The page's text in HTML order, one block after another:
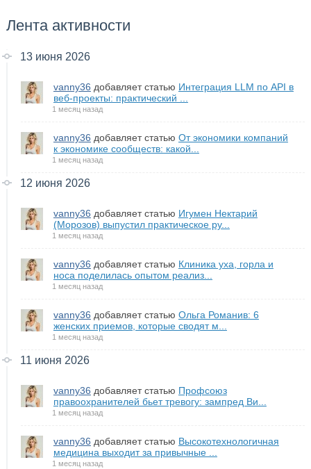
Лента активности
13 июня 2026
vanny36 добавляет статью Интеграция LLM по API в
веб-проекты: практический ...
1 месяц назад
vanny36 добавляет статью От экономики компаний
к экономике сообществ: какой...
1 месяц назад
12 июня 2026
vanny36 добавляет статью Игумен Нектарий
(Морозов) выпустил практическое ру...
1 месяц назад
vanny36 добавляет статью Клиника уха, горла и
носа поделилась опытом реализ...
1 месяц назад
vanny36 добавляет статью Ольга Романив: 6
женских приемов, которые сводят м...
1 месяц назад
11 июня 2026
vanny36 добавляет статью Профсоюз
правоохранителей бьет тревогу: зампред Ви...
1 месяц назад
vanny36 добавляет статью Высокотехнологичная
медицина выходит за привычные ...
1 месяц назад